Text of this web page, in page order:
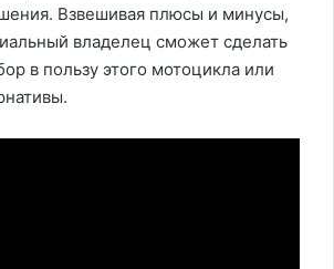
Взвешивая плюсы и минусы,
владелец сможет сделать
в пользу этого мотоцикла или